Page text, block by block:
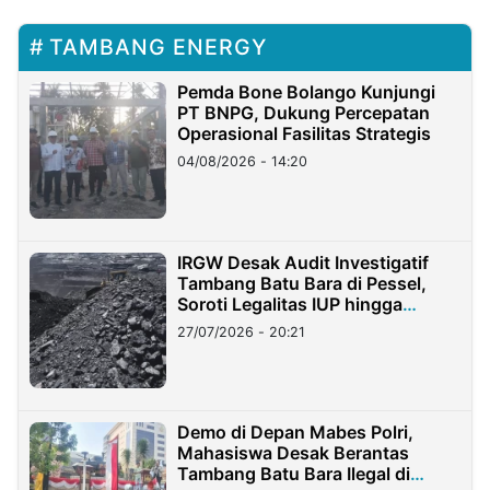
TAMBANG ENERGY
Pemda Bone Bolango Kunjungi
PT BNPG, Dukung Percepatan
Operasional Fasilitas Strategis
04/08/2026 - 14:20
IRGW Desak Audit Investigatif
Tambang Batu Bara di Pessel,
Soroti Legalitas IUP hingga
Stockpile
27/07/2026 - 20:21
Demo di Depan Mabes Polri,
Mahasiswa Desak Berantas
Tambang Batu Bara Ilegal di